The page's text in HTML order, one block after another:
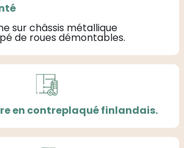
sur châssis métallique
de roues démontables.
en contreplaqué finlandais.